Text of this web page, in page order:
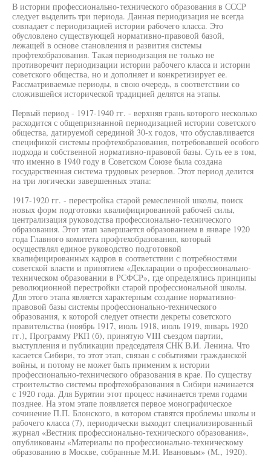
В истории профессионально-технического образования в СССР
следует выделить три периода. Данная периодизация не всегда
совпадает с периодизацией истории рабочего класса. Это
обусловлено существующей нормативно-правовой базой,
лежащей в основе становления и развития системы
профтехобразования. Такая периодизация не только не
противоречит периодизации истории рабочего класса и истории
советского общества, но и дополняет и конкретизирует ее.
Рассматриваемые периоды, в свою очередь, в соответствии со
сложившейся исторической традицией делятся на этапы.
Первый период - 1917-1940 гг. - верхняя грань которого несколько
расходится с общепризнанной периодизацией истории советского
общества, датируемой серединой 30-х годов, что обуславливается
спецификой системы профтехобразования, потребовавшей особого
подхода и собственной нормативно-правовой базы. Суть ее в том,
что именно в 1940 году в Советском Союзе была создана
государственная система трудовых резервов. Этот период делится
на три логически завершенных этапа:
1917-1920 гг. - перестройка старой ремесленной школы, поиск
новых форм подготовки квалифицированной рабочей силы,
централизация руководства профессионально-технического
образования. Этот этап завершается образованием в январе 1920
года Главного комитета профтехобразования, который
осуществлял единое руководство подготовкой
квалифицированных кадров в соответствии с потребностями
советской власти и принятием «Декларации о профессионально-
техническом образовании в РСФСР», где определялись принципы
революционной перестройки старой профессиональной школы.
Для этого этапа является характерным создание нормативно-
правовой базы системы профессионально-технического
образования, к которой следует отнести декреты советского
правительства (ноябрь 1917, июль 1918, июль 1919, январь 1920
гг.), Программу РКП (б), принятую VIII съездом партии,
выступления и публикации председателя СНК В.И. Ленина. Что
касается Сибири, то этот этап, связан с событиями гражданской
войны, и потому не может быть применим к истории
профессионально-технического образования в крае. По существу
строительство системы профтехобразования в Сибири начинается
с 1920 года. Для Бурятии этот процесс начинается тремя годами
позднее. На этом этапе появляется первое монографическое
сочинение П.П. Блонского, в котором ставятся проблемы школы и
рабочего класса (7), периодически выходит специализированный
журнал «Вестник профессионально-технического образования»,
опубликованы «Материалы по профессионально-техническому
образованию в Москве, собранные М.И. Ивановым» (М., 1920).